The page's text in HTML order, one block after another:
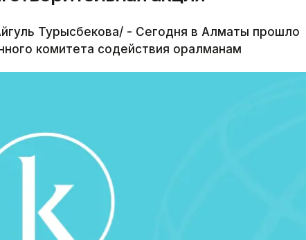
Турысбекова/ - Сегодня в Алматы прошло
комитета содействия оралманам